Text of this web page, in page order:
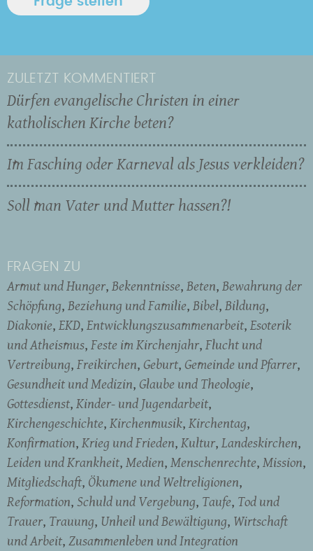
ZULETZT KOMMENTIERT
Dürfen evangelische Christen in einer
katholischen Kirche beten?
Im Fasching oder Karneval als Jesus verkleiden?
Soll man Vater und Mutter hassen?!
FRAGEN ZU
Armut und Hunger Bekenntnisse Beten Bewahrung der
Schöpfung Beziehung und Familie Bibel Bildung
Diakonie EKD Entwicklungszusammenarbeit Esoterik
und Atheismus Feste im Kirchenjahr Flucht und
Vertreibung Freikirchen Geburt Gemeinde und Pfarrer
Gesundheit und Medizin Glaube und Theologie
Gottesdienst Kinder- und Jugendarbeit
Kirchengeschichte Kirchenmusik Kirchentag
Konfirmation Krieg und Frieden Kultur Landeskirchen
Leiden und Krankheit Medien Menschenrechte Mission
Mitgliedschaft Ökumene und Weltreligionen
Reformation Schuld und Vergebung Taufe Tod und
Trauer Trauung Unheil und Bewältigung Wirtschaft
und Arbeit Zusammenleben und Integration